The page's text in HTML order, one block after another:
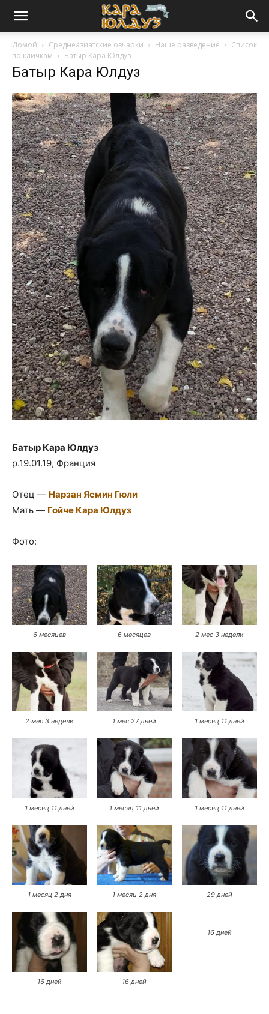
Домой Среднеазиатские овчарки Наше разведение
Список
по кличкам
Батыр Кара Юлдуз
Батыр Кара Юлдуз
Батыр Кара Юлдуз
р.19.01.19, Франция
Отец — Нарзан Яcмин Гюли
Мать — Гойче Кара Юлдуз
Фото:
6 месяцев 6 месяцев 2 мес 3 недели
2 мес 3 недели 1 мес 27 дней 1 месяц 11 дней
1 месяц 11 дней 1 месяц 11 дней 1 месяц 11 дней
1 месяц 2 дня 1 месяц 2 дня 29 дней
16 дней 16 дней
16 дней